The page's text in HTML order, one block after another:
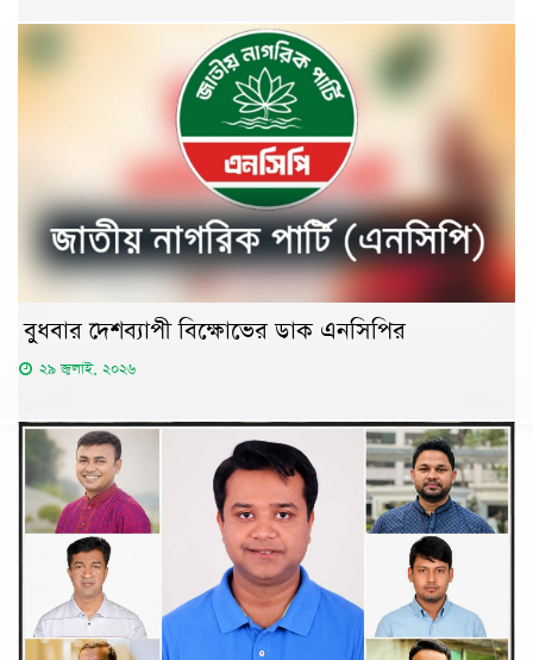
বুধবার দেশব্যাপী বিক্ষোভের ডাক এনসিপির
২৯ জুলাই, ২০২৬